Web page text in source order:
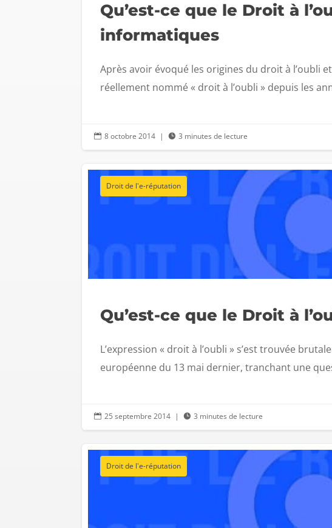
Qu’est-ce que le Droit à
informatiques
Après avoir évoqué les origines du droit à l’oubli
réellement nommé « droit à l’oubli » depuis les
 8 octobre 2014 |  3 minutes de lecture
Droit de l'e-réputation
Qu’est-ce que le Droit à
L’expression « droit à l’oubli » s’est trouvée
européenne du 13 mai dernier, tranchant une
 25 septembre 2014 |  3 minutes de lecture
Droit de l'e-réputation